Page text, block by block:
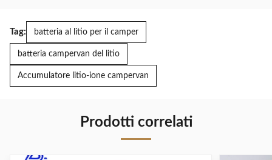
Tag: batteria al litio per il camper
batteria campervan del litio
Accumulatore litio-ione campervan
Prodotti correlati